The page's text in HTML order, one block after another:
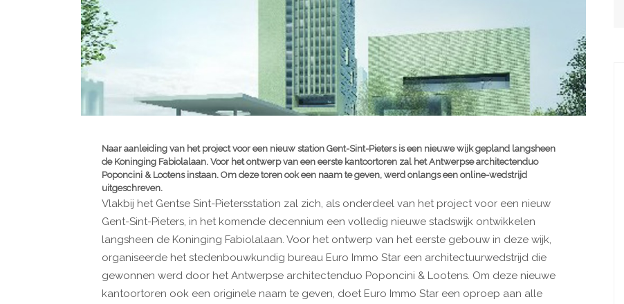
Naar aanleiding van het project voor een nieuw station Gent-Sint-Pieters is een nieuwe wijk gepland langsheen
de Koninging Fabiolalaan. Voor het ontwerp van een eerste kantoortoren zal het Antwerpse architectenduo
Poponcini & Lootens instaan. Om deze toren ook een naam te geven, werd onlangs een online-wedstrijd
uitgeschreven.
Vlakbij het Gentse Sint-Pietersstation zal zich, als onderdeel van het project voor een nieuw
Gent-Sint-Pieters, in het komende decennium een volledig nieuwe stadswijk ontwikkelen
langsheen de Koninging Fabiolalaan. Voor het ontwerp van het eerste gebouw in deze wijk,
organiseerde het stedenbouwkundig bureau Euro Immo Star een architectuurwedstrijd die
gewonnen werd door het Antwerpse architectenduo Poponcini & Lootens. Om deze nieuwe
kantoortoren ook een originele naam te geven, doet Euro Immo Star een oproep aan alle